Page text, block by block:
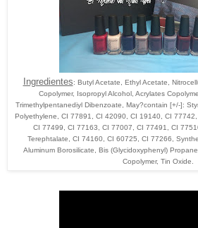
Ingredientes: Butyl Acetate, Ethyl Acetate,
Copolymer, Isopropyl Alcohol, Acrylates
Trimethylpentanediyl Dibenzoate, May?contain [+/-]:
Polyethylene, CI 77891, CI 42090, CI 19140, CI
CI 77499, CI 77163, CI 77007, CI 77491, CI
Terephtalate, CI 74160, CI 60725, CI 77266,
Aluminum Borosilicate, Bis (Glycidoxyphenyl)
Copolymer, Tin Oxide.